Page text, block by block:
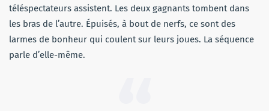
téléspectateurs assistent. Les deux gagnants tombent dans
les bras de l’autre. Épuisés, à bout de nerfs, ce sont des
larmes de bonheur qui coulent sur leurs joues. La séquence
parle d’elle-même.